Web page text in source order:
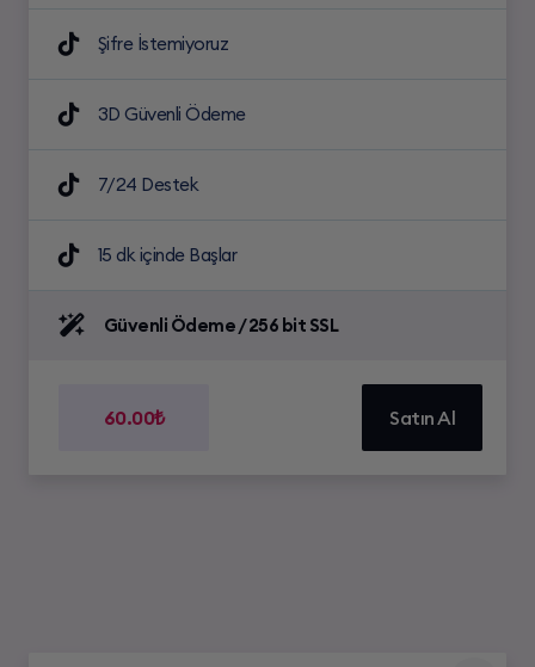
Şifre İstemiyoruz
3D Güvenli Ödeme
7/24 Destek
15 dk içinde Başlar
Güvenli Ödeme / 256 bit SSL
60.00₺ Satın Al